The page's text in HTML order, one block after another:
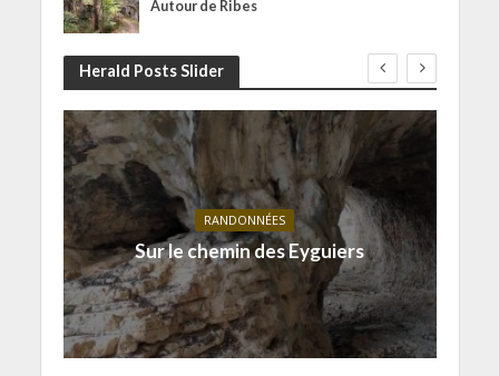
Autour de Ribes
Herald Posts Slider
RANDONNÉES
Sur le chemin des Eyguiers